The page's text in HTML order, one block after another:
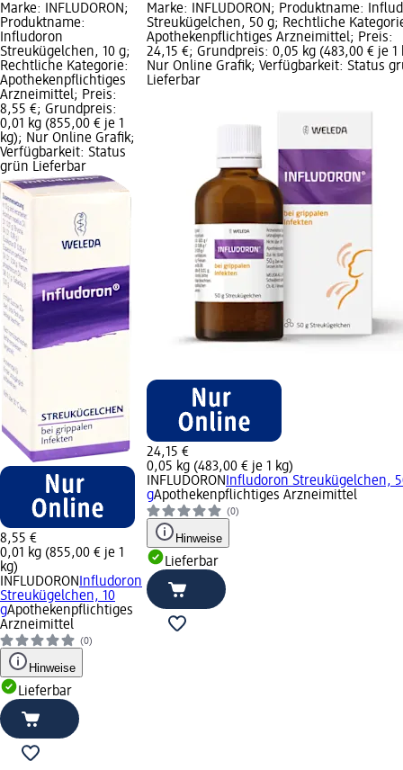
Marke: INFLUDORON;
Produktname:
Infludoron
Streukügelchen, 10 g;
Rechtliche Kategorie:
Apothekenpflichtiges
Arzneimittel; Preis:
8,55 €; Grundpreis:
0,01 kg (855,00 € je 1
kg); Nur Online Grafik;
Verfügbarkeit: Status
grün Lieferbar
8,55 €
0,01 kg (855,00 € je 1
kg)
INFLUDORON Infludoron
Streukügelchen, 10
gApothekenpflichtiges
Arzneimittel
(0)
Hinweise
Lieferbar
Marke: INFLUDORON; Produktname:
Streukügelchen, 50 g; Rechtliche
Apothekenpflichtiges Arzneimittel; Preis:
24,15 €; Grundpreis: 0,05 kg (483,00 € je 1
Nur Online Grafik; Verfügbarkeit: Status
Lieferbar
24,15 €
0,05 kg (483,00 € je 1 kg)
INFLUDORON Infludoron Streukügelchen,
gApothekenpflichtiges Arzneimittel
(0)
Hinweise
Lieferbar